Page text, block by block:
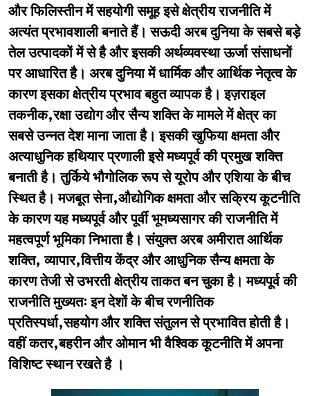
और फिलिस्तीन में सहयोगी समूह इसे क्षेत्रीय राजनीति में
अत्यंत प्रभावशाली बनाते हैं। सऊदी अरब दुनिया के सबसे बड़े
तेल उत्पादकों में से है और इसकी अर्थव्यवस्था ऊर्जा संसाधनों
पर आधारित है। अरब दुनिया में धार्मिक और आर्थिक नेतृत्व के
कारण इसका क्षेत्रीय प्रभाव बहुत व्यापक है। इज़राइल
तकनीक,रक्षा उद्योग और सैन्य शक्ति के मामले में क्षेत्र का
सबसे उन्नत देश माना जाता है। इसकी खुफिया क्षमता और
अत्याधुनिक हथियार प्रणाली इसे मध्यपूर्व की प्रमुख शक्ति
बनाती है। तुर्किये भौगोलिक रूप से यूरोप और एशिया के बीच
स्थित है। मजबूत सेना,औद्योगिक क्षमता और सक्रिय कूटनीति
के कारण यह मध्यपूर्व और पूर्वी भूमध्यसागर की राजनीति में
महत्वपूर्ण भूमिका निभाता है। संयुक्त अरब अमीरात आर्थिक
शक्ति, व्यापार,वित्तीय केंद्र और आधुनिक सैन्य क्षमता के
कारण तेजी से उभरती क्षेत्रीय ताकत बन चुका है। मध्यपूर्व की
राजनीति मुख्यतः इन देशों के बीच रणनीतिक
प्रतिस्पर्धा,सहयोग और शक्ति संतुलन से प्रभावित होती है।
वहीं कतर,बहरीन और ओमान भी वैश्विक कूटनीति में अपना
विशिष्ट स्थान रखते है ।